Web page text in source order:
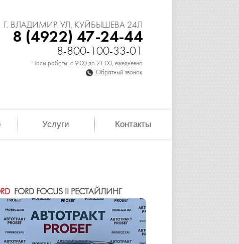
Г. ВЛАДИМИР, УЛ. КУЙБЫШЕВА 24Л
8 (4922) 47-24-44
8-800-100-33-01
Часы работы: с 9:00 до 21:00, ежедневно
Обратный звонок
Услуги Контакты
FORD FOCUS II РЕСТАЙЛИНГ